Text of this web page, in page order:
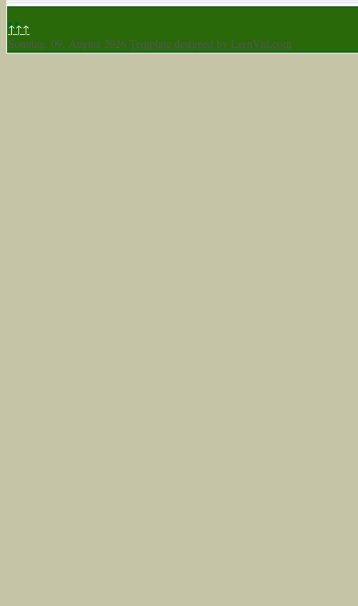
↑↑↑
Sonntag, 09. August 2026 Template designed by LernVid.com